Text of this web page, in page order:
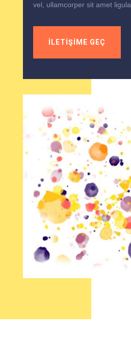
vel, ullamcorper sit amet ligula.
İLETİŞİME GEÇ